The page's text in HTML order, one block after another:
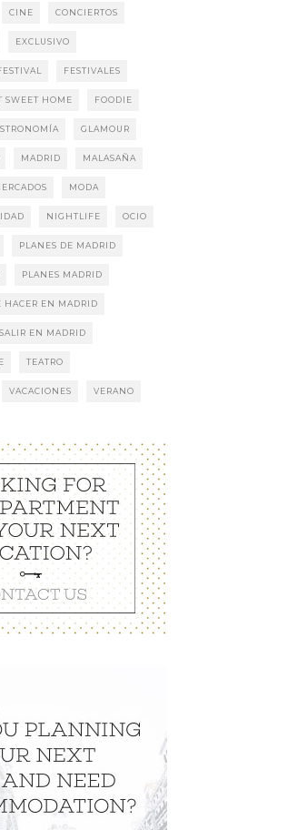
CINE CONCIERTOS
EXCLUSIVO
FESTIVALES
SWEET HOME FOODIE
GLAMOUR
MADRID MALASAÑA
MODA
NIGHTLIFE OCIO
PLANES DE MADRID
PLANES MADRID
HACER EN MADRID
SALIR EN MADRID
TEATRO
VACACIONES VERANO